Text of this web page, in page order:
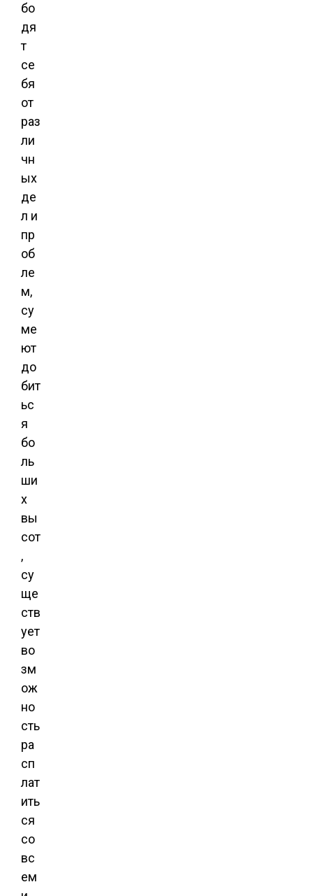
бо
дя
т
се
бя
от
раз
ли
чн
ых
де
л и
пр
об
ле
м,
су
ме
ют
до
бит
ьс
я
бо
ль
ши
х
вы
сот
,
су
ще
ств
ует
во
зм
ож
но
сть
ра
сп
лат
ить
ся
со
вс
ем